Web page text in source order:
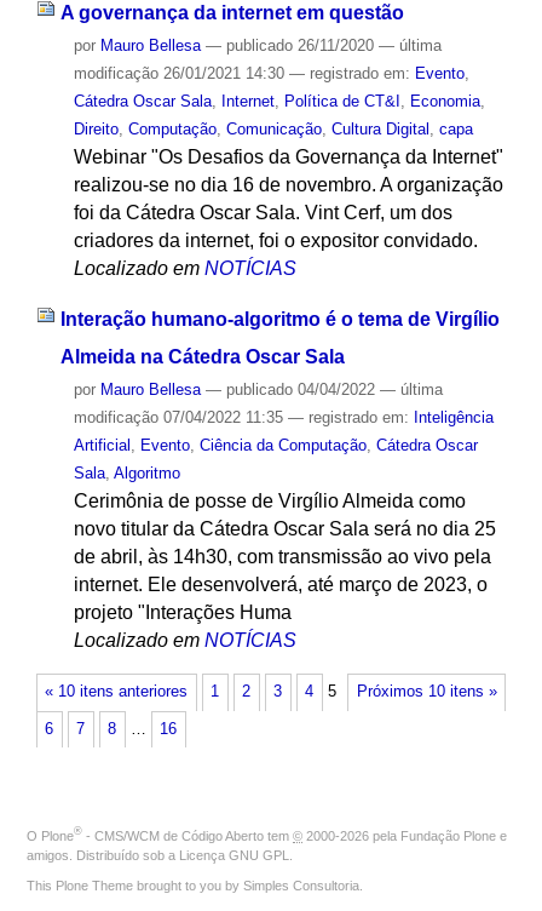
A governança da internet em questão
por Mauro Bellesa — publicado26/11/2020 — última
modificação26/01/2021 14:30 — registrado em: Evento,
Cátedra Oscar Sala, Internet, Política de CT&I Economia,
Direito, Computação, Comunicação, Cultura Digital capa
Webinar "Os Desafios da Governança da Internet"
realizou-se no dia 16 de novembro. A organização
foi da Cátedra Oscar Sala. Vint Cerf, um dos
criadores da internet, foi o expositor convidado.
Localizado em NOTÍCIAS
Interação humano-algoritmo é o tema de Virgílio
Almeida na Cátedra Oscar Sala
por Mauro Bellesa — publicado04/04/2022 — última
modificação07/04/2022 11:35 — registrado em: Inteligência
Artificial , Evento, Ciência da Computação, Cátedra Oscar
Sala, Algoritmo
Cerimônia de posse de Virgílio Almeida como
novo titular da Cátedra Oscar Sala será no dia 25
de abril, às 14h30, com transmissão ao vivo pela
internet. Ele desenvolverá, até março de 2023, o
projeto "Interações Huma
Localizado em NOTÍCIAS
« 10 itens anteriores Próximos 10 itens »
1 2 3 4 5
6 7 8 … 16
O Plone® - CMS/WCM de Código Aberto tem © 2000-2026 pela Fundação Plone e
amigos. Distribuído sob a Licença GNU GPL
This Plone Theme brought to you by Simples Consultoria